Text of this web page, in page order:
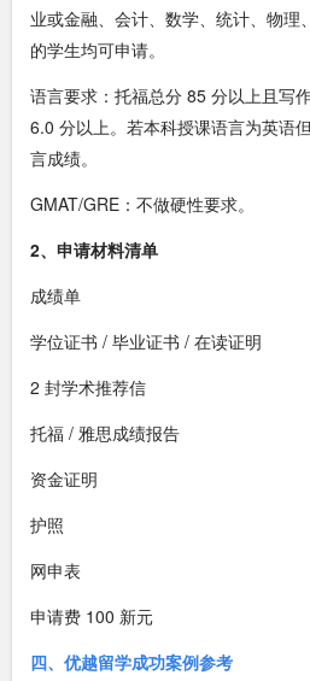
业或金融、会计、数学、统计、物理
的学生均可申请。
语言要求：托福总分 85 分以上且写
6.0 分以上。若本科授课语言为英语
言成绩。
GMAT/GRE：不做硬性要求。
2、申请材料清单
成绩单
学位证书 / 毕业证书 / 在读证明
2 封学术推荐信
托福 / 雅思成绩报告
资金证明
护照
网申表
申请费 100 新元
四、优越留学成功案例参考